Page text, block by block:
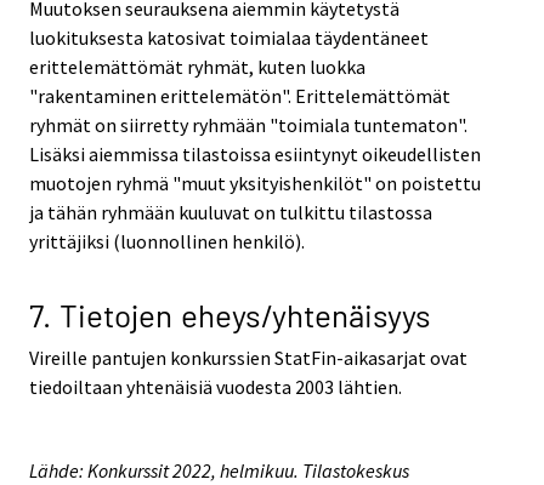
Muutoksen seurauksena aiemmin käytetystä
luokituksesta katosivat toimialaa täydentäneet
erittelemättömät ryhmät, kuten luokka
"rakentaminen erittelemätön". Erittelemättömät
ryhmät on siirretty ryhmään "toimiala tuntematon".
Lisäksi aiemmissa tilastoissa esiintynyt oikeudellisten
muotojen ryhmä "muut yksityishenkilöt" on poistettu
ja tähän ryhmään kuuluvat on tulkittu tilastossa
yrittäjiksi (luonnollinen henkilö).
7. Tietojen eheys/yhtenäisyys
Vireille pantujen konkurssien StatFin-aikasarjat ovat
tiedoiltaan yhtenäisiä vuodesta 2003 lähtien.
Lähde: Konkurssit 2022, helmikuu. Tilastokeskus